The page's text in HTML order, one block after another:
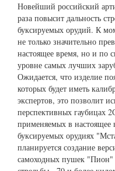
Новейший российский
раза повысит дальность
буксируемых орудий. К
не только значительно
настоящее время, но и по
уровне самых лучших
Ожидается, что изделие
которых будет иметь
экспертов, это позволит
перспективных гаубицах
применяемых в
буксируемых орудиях
планируется создание
самоходных пушек "Пион"